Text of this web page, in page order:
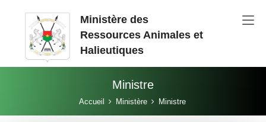
Aller au contenu principal
Ministère des
Ressources Animales et
Halieutiques
Ministre
Accueil Ministère Ministre